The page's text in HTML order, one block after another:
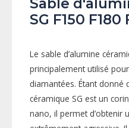
SG F150 F180
Le sable d’alumine
principalement utilisé
diamantées. Étant donné
céramique SG est un
nano, il permet d’obtenir